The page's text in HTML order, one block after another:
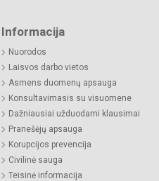
Informacija
Nuorodos
Laisvos darbo vietos
Asmens duomenų apsauga
Konsultavimasis su visuomene
Dažniausiai užduodami klausimai
Pranešėjų apsauga
Korupcijos prevencija
Civilinė sauga
Teisinė informacija